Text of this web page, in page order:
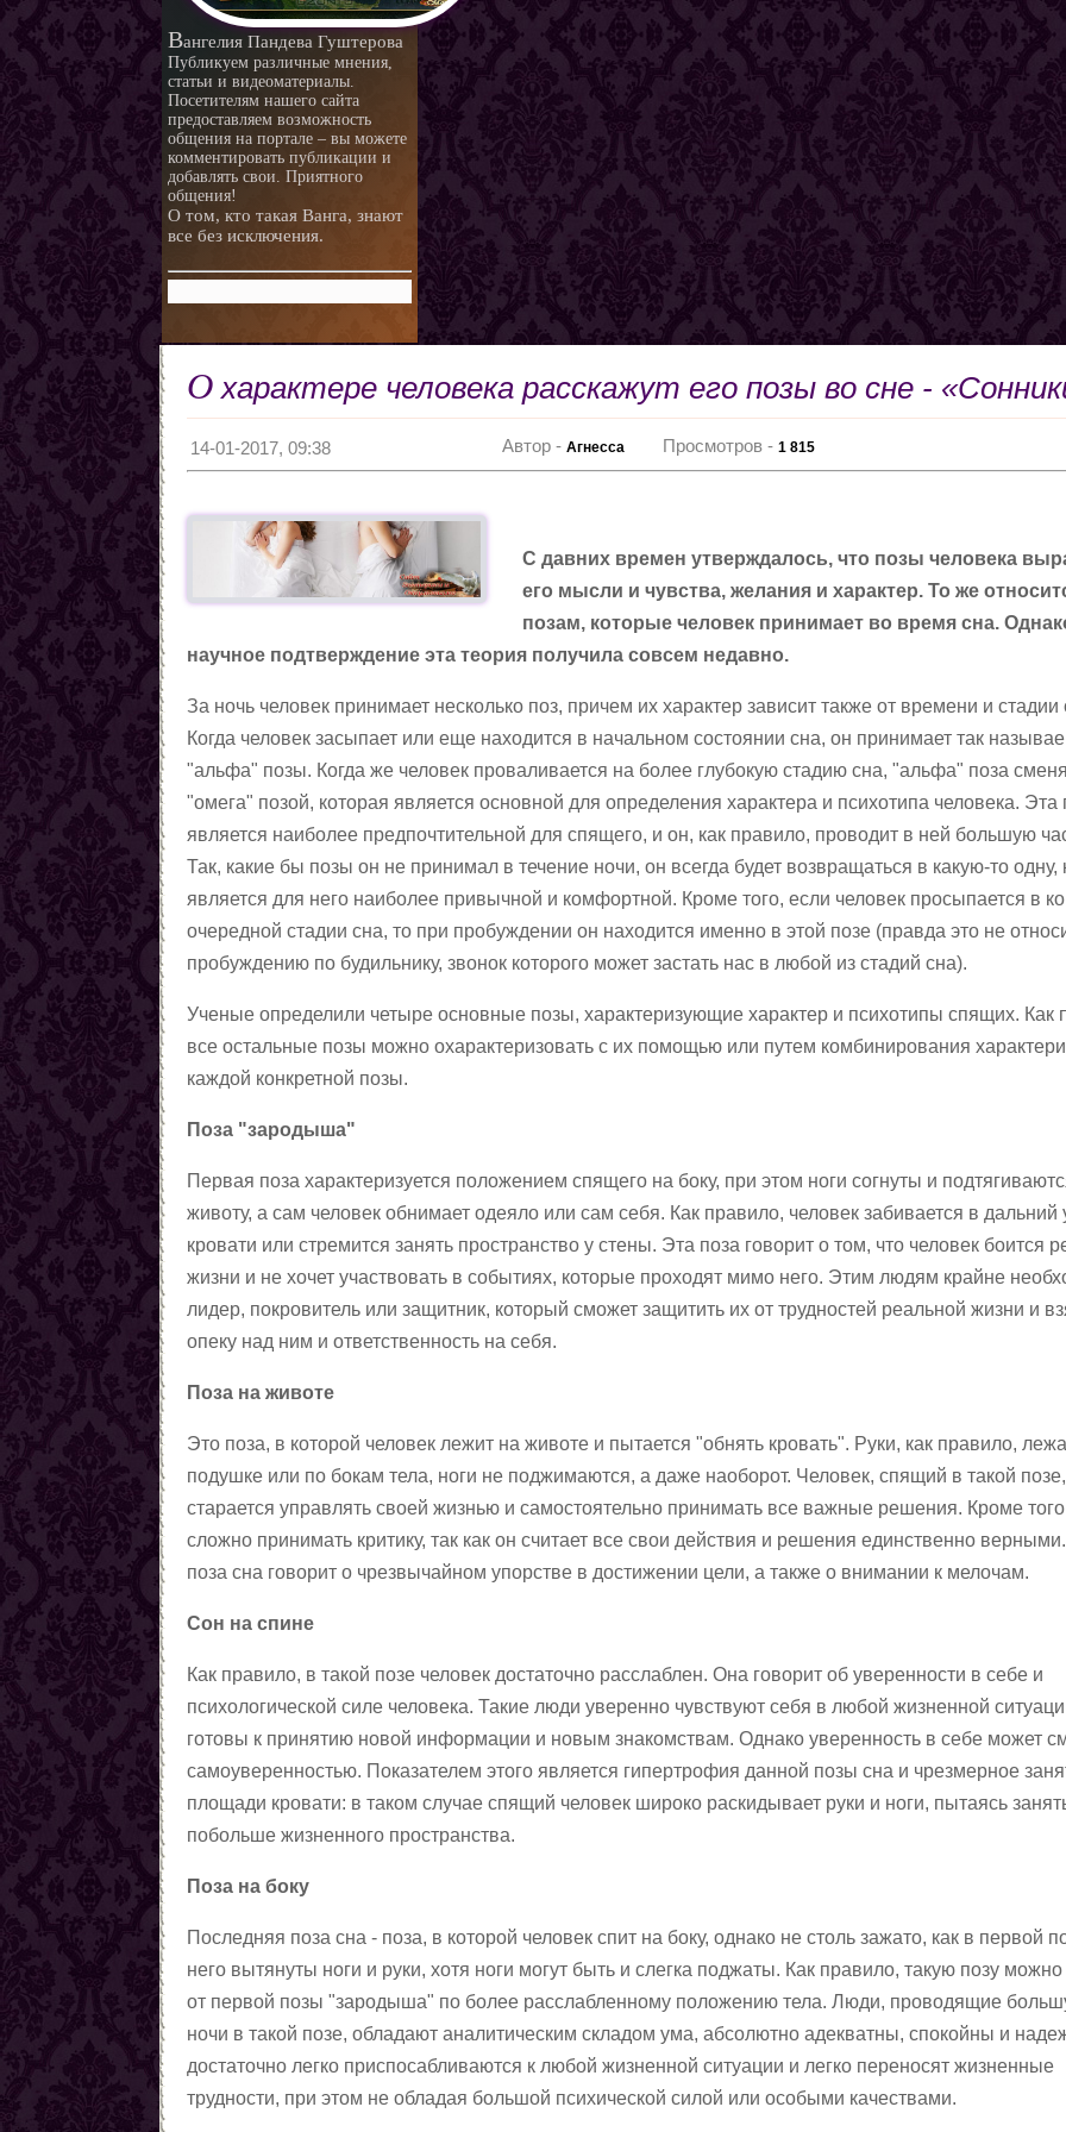
любви.
Любовная ворожба народов
мира
Магия и красота
Приворотные зелья
Как приготовить
Сексуальные напитки
Законы кармы
Знаки кармы
Молитвы
партнера
по знаку Зодиака.
Романтические приметы
Виды Гадания и правила
Хиромантия
О действии приворота
Любовные привороты
Любовные заговоры
Противолюбовные заговоры
Методы снятия приворота
любовь
вам явился)
Заговоры, чтобы пришла
любовь
Заговоры на возвращение
любви
Семейная магия
Цыганская любовная
магия. Талисманы.
Амулеты
Любовные ритуалы и
заговоры чёрной магии
Заговоры на месть
сопернице
Сексуальная магия
Любовная магия по
Северным традициям
Статьи о женской магии
Демонология
Ритуалы и заговоры черной
магии
Любовные ритуалы,
заговоры, привороты
Первые шаги в колдовстве
Заговоры
Снять порчу
Снять сглаз
Снять проклятия
Отчитки
Заговоры от азарта
Заговоры от страха
Заговоры от алкоголизма
Шепотки на трезвость
От детского алкоголизма
Заговоры от курения
Все порчи
Вангелия Пандева Гуштерова
Публикуем различные мнения,
статьи и видеоматериалы.
Посетителям нашего сайта
предоставляем возможность
общения на портале – вы можете
комментировать публикации и
добавлять свои. Приятного
общения!
О том, кто такая Ванга, знают
все без исключения.
О характере человека расскажут его позы во сне -
Автор -Агнесса Просмотров -1 815
14-01-2017, 09:38
С давних времен утверждалось, что позы человека
его мысли и чувства, желания и характер. То же
позам, которые человек принимает во время сна.
научное подтверждение эта теория получила совсем недавно.
За ночь человек принимает несколько поз, причем их характер зависит также от времени и стадии
Когда человек засыпает или еще находится в начальном состоянии сна, он принимает так
"альфа" позы. Когда же человек проваливается на более глубокую стадию сна, "альфа" поза
"омега" позой, которая является основной для определения характера и психотипа человека. Эта
является наиболее предпочтительной для спящего, и он, как правило, проводит в ней большую
Так, какие бы позы он не принимал в течение ночи, он всегда будет возвращаться в какую-то одну,
является для него наиболее привычной и комфортной. Кроме того, если человек просыпается в
очередной стадии сна, то при пробуждении он находится именно в этой позе (правда это не
пробуждению по будильнику, звонок которого может застать нас в любой из стадий сна).
Ученые определили четыре основные позы, характеризующие характер и психотипы спящих. Как
все остальные позы можно охарактеризовать с их помощью или путем комбинирования
каждой конкретной позы.
Поза "зародыша"
Первая поза характеризуется положением спящего на боку, при этом ноги согнуты и
животу, а сам человек обнимает одеяло или сам себя. Как правило, человек забивается в дальний
кровати или стремится занять пространство у стены. Эта поза говорит о том, что человек боится
жизни и не хочет участвовать в событиях, которые проходят мимо него. Этим людям крайне
лидер, покровитель или защитник, который сможет защитить их от трудностей реальной жизни и
опеку над ним и ответственность на себя.
Поза на животе
Это поза, в которой человек лежит на животе и пытается "обнять кровать". Руки, как правило,
подушке или по бокам тела, ноги не поджимаются, а даже наоборот. Человек, спящий в такой позе,
старается управлять своей жизнью и самостоятельно принимать все важные решения. Кроме
сложно принимать критику, так как он считает все свои действия и решения единственно
поза сна говорит о чрезвычайном упорстве в достижении цели, а также о внимании к мелочам.
Сон на спине
Как правило, в такой позе человек достаточно расслаблен. Она говорит об уверенности в себе и
психологической силе человека. Такие люди уверенно чувствуют себя в любой жизненной
готовы к принятию новой информации и новым знакомствам. Однако уверенность в себе может
самоуверенностью. Показателем этого является гипертрофия данной позы сна и чрезмерное
площади кровати: в таком случае спящий человек широко раскидывает руки и ноги, пытаясь
побольше жизненного пространства.
Поза на боку
Последняя поза сна - поза, в которой человек спит на боку, однако не столь зажато, как в первой
него вытянуты ноги и руки, хотя ноги могут быть и слегка поджаты. Как правило, такую позу можно
от первой позы "зародыша" по более расслабленному положению тела. Люди, проводящие
ночи в такой позе, обладают аналитическим складом ума, абсолютно адекватны, спокойны и
достаточно легко приспосабливаются к любой жизненной ситуации и легко переносят жизненные
трудности, при этом не обладая большой психической силой или особыми качествами.